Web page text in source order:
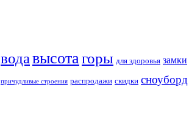
водавысота горы для здоровья замки
причудливые строения распродажи скидки сноуборд